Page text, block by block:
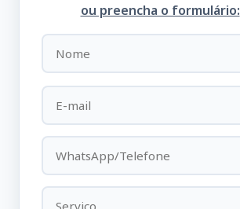
ou preencha o formulário: